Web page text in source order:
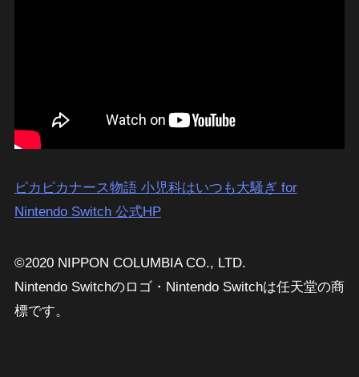
ピカピカナース物語 小児科はいつも大騒ぎ for
Nintendo Switch 公式HP
©2020 NIPPON COLUMBIA CO., LTD.
Nintendo Switchのロゴ・Nintendo Switchは任天堂の商
標です。